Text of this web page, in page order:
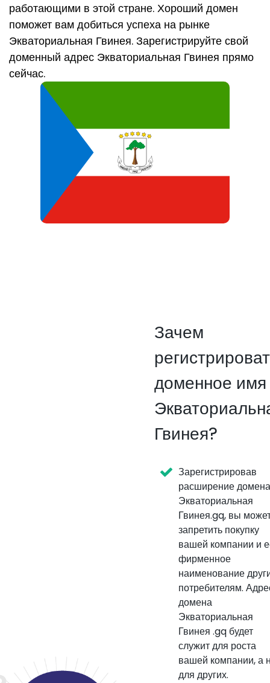
работающими в этой стране. Хороший домен
поможет вам добиться успеха на рынке
Экваториальная Гвинея. Зарегистрируйте свой
доменный адрес Экваториальная Гвинея прямо
сейчас.
Зачем
доменное имя
Гвинея?
Зарегистрировав
расширение домена
Экваториальная
Гвинея.gq, вы
запретить покупку
вашей компании и
фирменное
наименование
потребителям.
домена
Экваториальная
Гвинея .gq будет
служит для роста
вашей компании, а
для других.